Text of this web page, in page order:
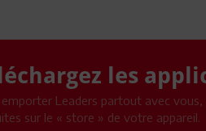
les
emporter Leaders partout avec
sur le « store » de votre appareil.